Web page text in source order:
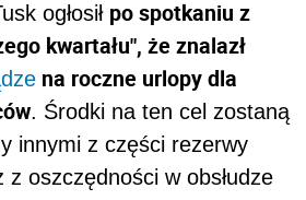
ogłosił po spotkaniu z
kwartału", że znalazł
na roczne urlopy dla
. Środki na ten cel zostaną
innymi z części rezerwy
z oszczędności w obsłudze